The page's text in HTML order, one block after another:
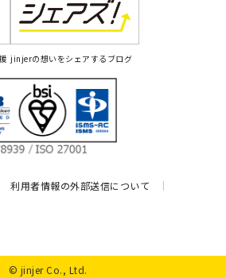
jinjerの想いをシェアするブログ
利用者情報の外部送信について
© jinjer Co., Ltd.